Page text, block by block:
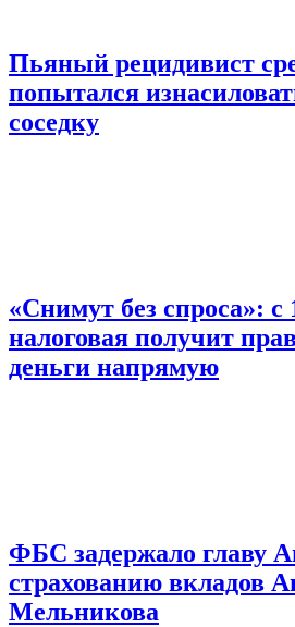
Пьяный рецидивист
попытался
соседку
«Снимут без спроса»: с
налоговая получит
деньги напрямую
ФБС задержало главу
страхованию вкладов
Мельникова